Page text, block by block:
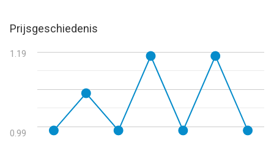
Prijsgeschiedenis
1.19
0.99